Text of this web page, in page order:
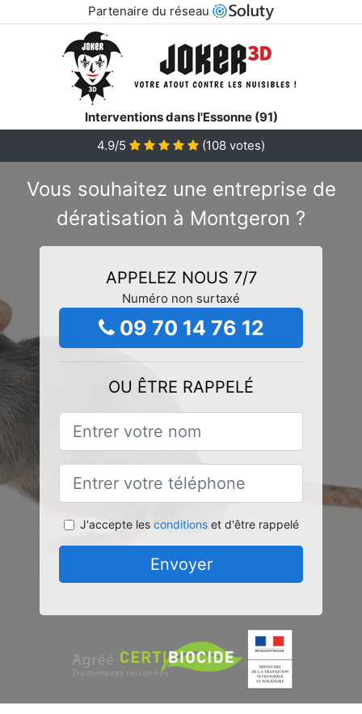
Partenaire du réseau
Interventions dans l'Essonne (91)
4.9/5
(108 votes)
Vous souhaitez une entreprise de
dératisation à Montgeron ?
APPELEZ NOUS 7/7
Numéro non surtaxé
09 70 14 76 12
OU ÊTRE RAPPELÉ
J'accepte les conditionset d'être rappelé
Envoyer